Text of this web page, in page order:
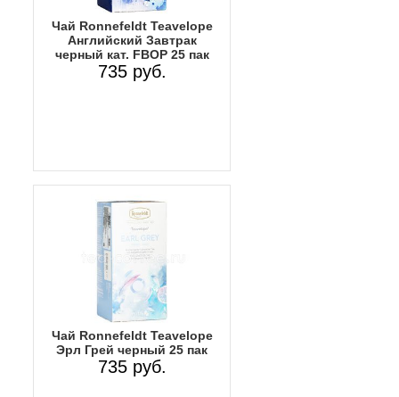
Чай Ronnefeldt Teavelope
Английский Завтрак
черный кат. FBOP 25 пак
735 руб.
Чай Ronnefeldt Teavelope
Эрл Грей черный 25 пак
735 руб.